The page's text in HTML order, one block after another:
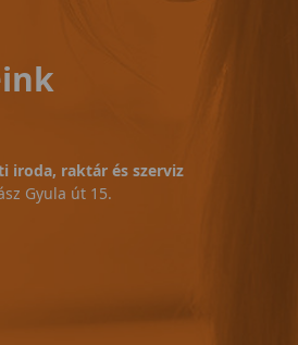
iroda, raktár és szerviz
Gyula út 15.